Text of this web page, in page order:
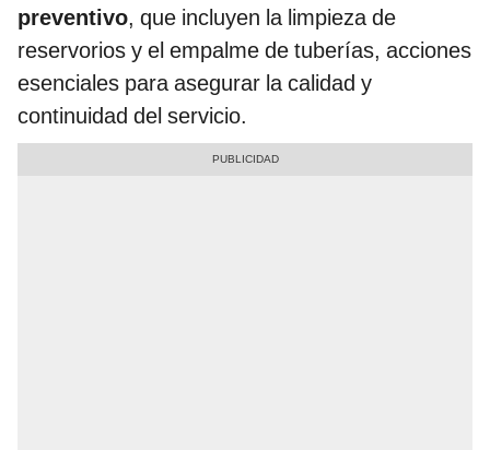
preventivo, que incluyen la limpieza de
reservorios y el empalme de tuberías, acciones
esenciales para asegurar la calidad y
continuidad del servicio.